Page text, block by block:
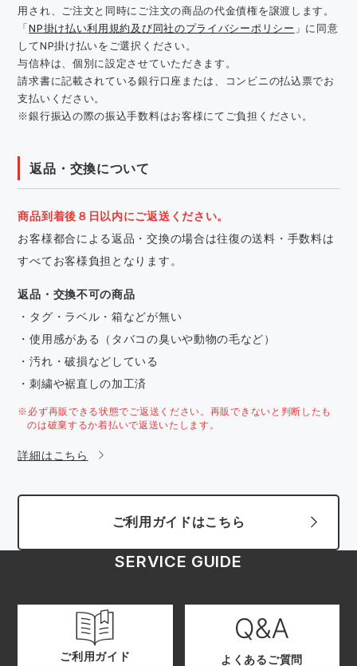
用され、ご注文と同時にご注文の商品の代金債権を譲渡します。
「NP掛け払い利用規約及び同社のプライバシーポリシー 」に同意
してNP掛け払いをご選択ください。
与信枠は、個別に設定させていただきます。
請求書に記載されている銀行口座または、コンビニの払込票でお
支払いください。
※銀行振込の際の振込手数料はお客様にてご負担ください。
返品・交換について
商品到着後８日以内にご返送ください。
お客様都合による返品・交換の場合は往復の送料・手数料は
すべてお客様負担となります。
返品・交換不可の商品
・タグ・ラベル・箱などが無い
・使用感がある（タバコの臭いや動物の毛など）
・汚れ・破損などしている
・刺繍や裾直しの加工済
※必ず再販できる状態でご返送ください。再販できないと判断したも
のは破棄するか着払いで返送いたします。
詳細はこちら
ご利用ガイドはこちら
SERVICE GUIDE
ご利用ガイド よくあるご質問